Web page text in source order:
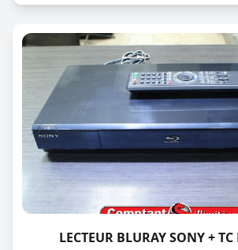
LECTEUR BLURAY SONY +